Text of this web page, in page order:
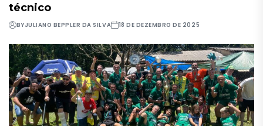
técnico
BYJULIANO BEPPLER DA SILVA 18 DE DEZEMBRO DE 2025